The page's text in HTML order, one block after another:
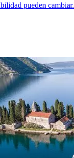
pueden cambiar.